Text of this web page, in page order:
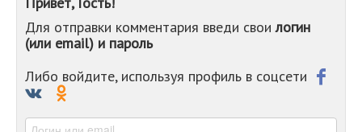
-
-
Для отправки комментария введи своилогин
(или email) и пароль
Либо войдите, используя профиль в соцсети